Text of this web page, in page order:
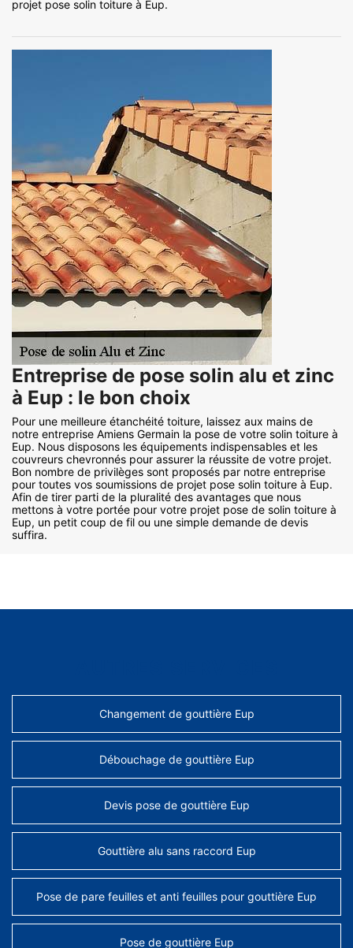
projet pose solin toiture à Eup.
Entreprise de pose solin alu et zinc
à Eup : le bon choix
Pour une meilleure étanchéité toiture, laissez aux mains de
notre entreprise Amiens Germain la pose de votre solin toiture à
Eup. Nous disposons les équipements indispensables et les
couvreurs chevronnés pour assurer la réussite de votre projet.
Bon nombre de privilèges sont proposés par notre entreprise
pour toutes vos soumissions de projet pose solin toiture à Eup.
Afin de tirer parti de la pluralité des avantages que nous
mettons à votre portée pour votre projet pose de solin toiture à
Eup, un petit coup de fil ou une simple demande de devis
suffira.
Changement de gouttière Eup
Débouchage de gouttière Eup
Devis pose de gouttière Eup
Gouttière alu sans raccord Eup
Pose de pare feuilles et anti feuilles pour gouttière Eup
Pose de gouttière Eup